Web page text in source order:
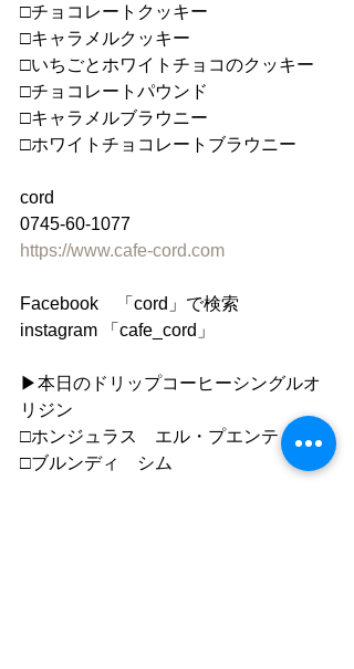
□チョコレートクッキー
□キャラメルクッキー
□いちごとホワイトチョコのクッキー
□チョコレートパウンド
□キャラメルブラウニー
□ホワイトチョコレートブラウニー
cord
0745-60-1077
https://www.cafe-cord.com
Facebook　「cord」で検索
instagram 「cafe_cord」
▶︎本日のドリップコーヒーシングルオ
リジン
□ホンジュラス　エル・プエンテ
□ブルンディ　シム